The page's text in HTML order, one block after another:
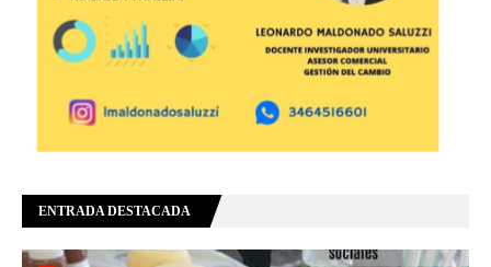
ENTRADA DESTACADA